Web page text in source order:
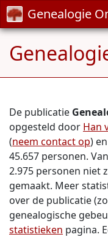
Genealogie
De publicatie
opgesteld door Han
(neem contact op)
45.657 personen.
2.975 personen niet
gemaakt. Meer
over de publicatie
genealogische
statistieken pagina.